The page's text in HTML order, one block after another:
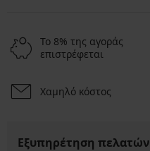
Το 8% της αγοράς
επιστρέφεται
Χαμηλό κόστος
Εξυπηρέτηση πελατών